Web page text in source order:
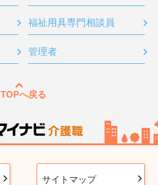
福祉用具専門相談員
管理者
TOPへ戻る
サイトマップ